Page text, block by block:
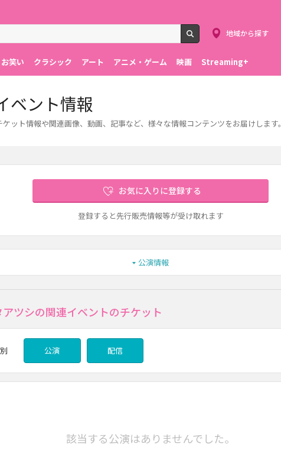
検索
地域から探す
笑い クラシック アート アニメ・ゲーム 映画 Streaming+
ベント情報
ット情報や関連画像、動画、記事など、様々な情報コンテンツをお届けします。
お気に入りに登録する
登録すると先行販売情報等が受け取れます
公演情報
ツシの関連イベントのチケット
公演 配信
該当する公演はありませんでした。